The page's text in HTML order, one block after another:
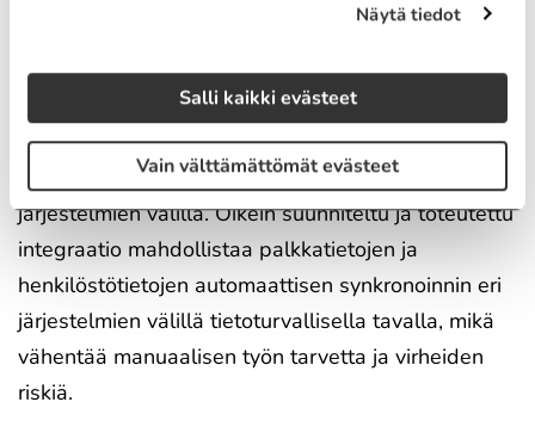
Näytä tiedot
Salli kaikki evästeet
Vain välttämättömät evästeet
integraatioilla
Palkanlaskenta-integraatiot mahdollistavat
palkkatietojen hallinnan ja liikuttelun eri
järjestelmien välillä. Oikein suunniteltu ja toteutettu
integraatio mahdollistaa palkkatietojen ja
henkilöstötietojen automaattisen synkronoinnin eri
järjestelmien välillä tietoturvallisella tavalla, mikä
vähentää manuaalisen työn tarvetta ja virheiden
riskiä.